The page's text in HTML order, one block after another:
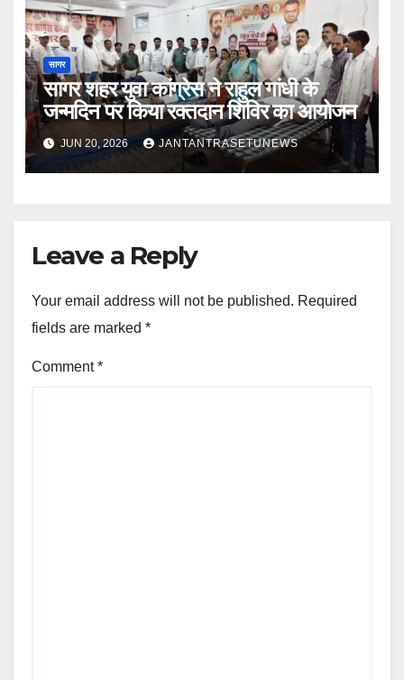
सागर
सागर शहर युवा कांग्रेस ने राहुल गांधी के
जन्मदिन पर किया रक्तदान शिविर का आयोजन
JUN 20, 2026 JANTANTRASETUNEWS
Leave a Reply
Your email address will not be published. Required
fields are marked *
Comment*